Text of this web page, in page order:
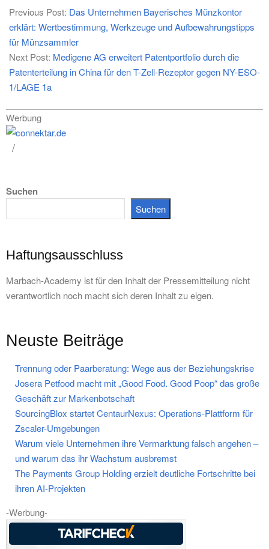
07-
03
Previous Post: Das Unternehmen Bayerisches Münzkontor
erklärt: Wertbestimmung, Werkzeuge und Aufbewahrungstipps
für Münzsammler
Next Post: Medigene AG erweitert Patentportfolio durch die
Patenterteilung in China für den T-Zell-Rezeptor gegen NY-ESO-
1/LAGE 1a
Werbung
Suchen
Suchen
Haftungsausschluss
Marbach-Academy ist für den Inhalt der Pressemitteilung nicht
verantwortlich noch macht sich deren Inhalt zu eigen.
Neuste Beiträge
Trennung oder Paarberatung: Wege aus der Beziehungskrise
Josera Petfood macht mit „Good Food. Good Poop“ das große
Geschäft zur Markenbotschaft
SourcingBlox startet CentaurNexus: Operations-Plattform für
Zscaler-Umgebungen
Warum viele Unternehmen ihre Vermarktung falsch angehen –
und warum das ihr Wachstum ausbremst
The Payments Group Holding erzielt deutliche Fortschritte bei
ihren AI-Projekten
-Werbung-